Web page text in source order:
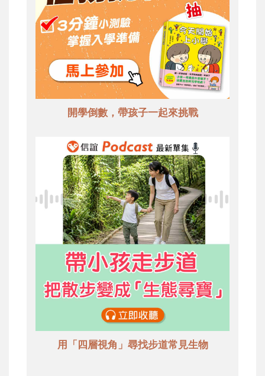
開學倒數，帶孩子一起來挑戰
用「四層視角」尋找步道常見生物